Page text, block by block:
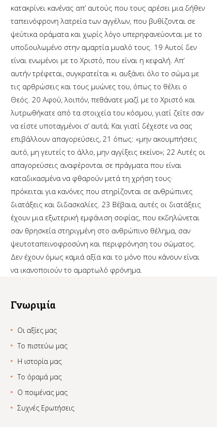
κατακρίνει κανένας απ’ αυτούς που τους αρέσει μια δήθεν
ταπεινόφρονη λατρεία των αγγέλων, που βυθίζονται σε
ψεύτικα οράματα και χωρίς λόγο υπερηφανεύονται με το
υποδουλωμένο στην αμαρτία μυαλό τους. 19Αυτοί δεν
είναι ενωμένοι με το Χριστό, που είναι η κεφαλή. Απ’
αυτήν τρέφεται, συγκρατείται κι αυξάνει όλο το σώμα με
τις αρθρώσεις και τους μυώνες του, όπως το θέλει ο
Θεός.20Αφού, λοιπόν, πεθάνατε μαζί με το Χριστό και
λυτρωθήκατε από τα στοιχεία του κόσμου, γιατί ζείτε σαν
να είστε υποταγμένοι σ’ αυτά; Και γιατί δέχεστε να σας
επιβάλλουν απαγορεύσεις,21 όπως: «μην ακουμπήσεις
αυτό, μη γευτείς το άλλο, μην αγγίξεις εκείνο»;22Αυτές οι
απαγορεύσεις αναφέρονται σε πράγματα που είναι
καταδικασμένα να φθαρούν μετά τη χρήση τους·
πρόκειται για κανόνες που στηρίζονται σε ανθρώπινες
διατάξεις και διδασκαλίες.23 Βέβαια, αυτές οι διατάξεις
έχουν μια εξωτερική εμφάνιση σοφίας, που εκδηλώνεται
σαν θρησκεία στηριγμένη στο ανθρώπινο θέλημα, σαν
ψευτοταπεινοφροσύνη και περιφρόνηση του σώματος.
Δεν έχουν όμως καμιά αξία και το μόνο που κάνουν είναι
να ικανοποιούν το αμαρτωλό φρόνημα.
Γνωριμία
Οι αξίες μας
Το πιστεύω μας
Η ιστορία μας
Το όραμά μας
Ο ποιμένας μας
Συχνές Ερωτήσεις